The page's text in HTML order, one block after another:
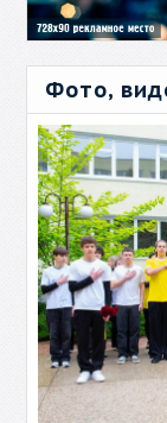
Фото,